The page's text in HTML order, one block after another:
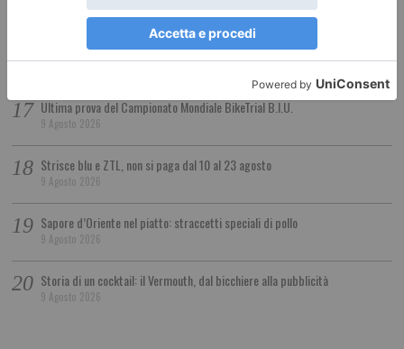
9 Agosto 2026
La Cisl vince. Basta conflitti
9 Agosto 2026
Ultima prova del Campionato Mondiale BikeTrial B.I.U.
9 Agosto 2026
Strisce blu e ZTL, non si paga dal 10 al 23 agosto
9 Agosto 2026
Sapore d’Oriente nel piatto: straccetti speciali di pollo
9 Agosto 2026
Storia di un cocktail: il Vermouth, dal bicchiere alla pubblicità
9 Agosto 2026